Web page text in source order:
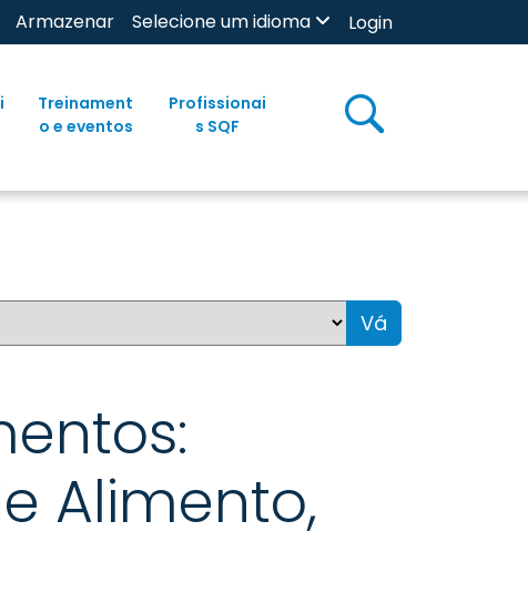
Armazenar Selecione um idioma Login
Treinament
o e eventos
Profissionai
s SQF
Vá
Alimento,